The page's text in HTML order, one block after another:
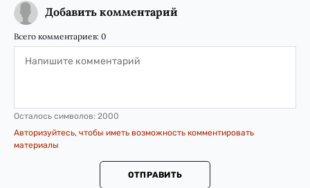
Добавить комментарий
Всего комментариев: 0
Осталось символов: 2000
Авторизуйтесь, чтобы иметь возможность комментировать
материалы
ОТПРАВИТЬ